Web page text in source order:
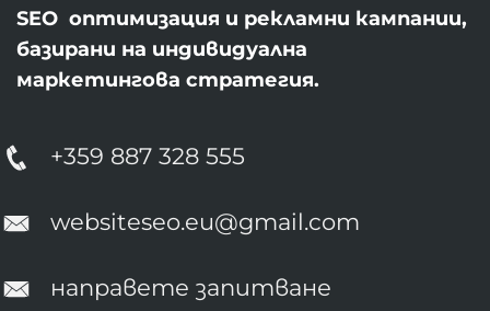
SEO оптимизация и рекламни кампании,
базирани на индивидуална
маркетингова стратегия.
+359 887 328 555
websiteseo.eu@gmail.com
направете запитване